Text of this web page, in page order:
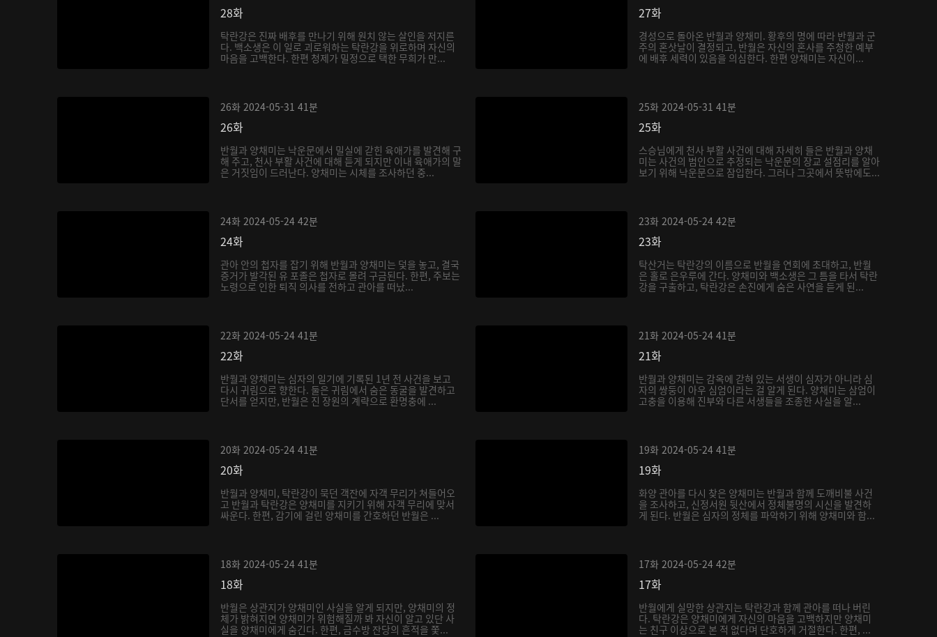
28화
탁란강은 진짜 배후를 만나기 위해 원치 않는 살인을 저지른
다. 백소생은 이 일로 괴로워하는 탁란강을 위로하며 자신의
마음을 고백한다. 한편 청제가 밀정으로 택한 무희가 만...
27화
경성으로 돌아온 반월과 양채미. 황후의 명에 따라 반월과 군
주의 혼삿날이 결정되고, 반월은 자신의 혼사를 주청한 예부
에 배후 세력이 있음을 의심한다. 한편 양채미는 자신이...
26화 2024-05-31 41분
26화
반월과 양채미는 낙운문에서 밀실에 갇힌 육애가를 발견해 구
해 주고, 천사 부활 사건에 대해 듣게 되지만 이내 육애가의 말
은 거짓임이 드러난다. 양채미는 시체를 조사하던 중...
25화 2024-05-31 41분
25화
스승님에게 천사 부활 사건에 대해 자세히 들은 반월과 양채
미는 사건의 범인으로 추정되는 낙운문의 장교 설점리를 알아
보기 위해 낙운문으로 잠입한다. 그러나 그곳에서 뜻밖에도...
24화 2024-05-24 42분
24화
관아 안의 첩자를 잡기 위해 반월과 양채미는 덫을 놓고, 결국
증거가 발각된 유 포졸은 첩자로 몰려 구금된다. 한편, 주보는
노령으로 인한 퇴직 의사를 전하고 관아를 떠났...
23화 2024-05-24 42분
23화
탁산거는 탁란강의 이름으로 반월을 연회에 초대하고, 반월
은 홀로 은우루에 간다. 양채미와 백소생은 그 틈을 타서 탁란
강을 구출하고, 탁란강은 손진에게 숨은 사연을 듣게 된...
22화 2024-05-24 41분
22화
반월과 양채미는 심자의 일기에 기록된 1년 전 사건을 보고
다시 귀림으로 향한다. 둘은 귀림에서 숨은 동굴을 발견하고
단서를 얻지만, 반월은 진 장원의 계략으로 환명충에 ...
21화 2024-05-24 41분
21화
반월과 양채미는 감옥에 갇혀 있는 서생이 심자가 아니라 심
자의 쌍둥이 아우 심엄이라는 걸 알게 된다. 양채미는 삼엄이
고충을 이용해 진부와 다른 서생들을 조종한 사실을 알...
20화 2024-05-24 41분
20화
반월과 양채미, 탁란강이 묵던 객잔에 자객 무리가 쳐들어오
고 반월과 탁란강은 양채미를 지키기 위해 자객 무리에 맞서
싸운다. 한편, 감기에 걸린 양채미를 간호하던 반월은 ...
19화 2024-05-24 41분
19화
화양 관아를 다시 찾은 양채미는 반월과 함께 도깨비불 사건
을 조사하고, 신정서원 뒷산에서 정체불명의 시신을 발견하
게 된다. 반월은 심자의 정체를 파악하기 위해 양채미와 함...
18화 2024-05-24 41분
18화
반월은 상관지가 양채미인 사실을 알게 되지만, 양채미의 정
체가 밝혀지면 양채미가 위험해질까 봐 자신이 알고 있단 사
실을 양채미에게 숨긴다. 한편, 금수방 잔당의 흔적을 쫓...
17화 2024-05-24 42분
17화
반월에게 실망한 상관지는 탁란강과 함께 관아를 떠나 버린
다. 탁란강은 양채미에게 자신의 마음을 고백하지만 양채미
는 친구 이상으로 본 적 없다며 단호하게 거절한다. 한편, ...